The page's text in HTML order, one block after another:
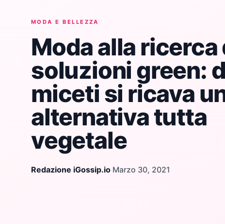
MODA E BELLEZZA
Moda alla ricerca
soluzioni green:
miceti si ricava
alternativa tutta
vegetale
Redazione iGossip.io·Marzo 30, 2021